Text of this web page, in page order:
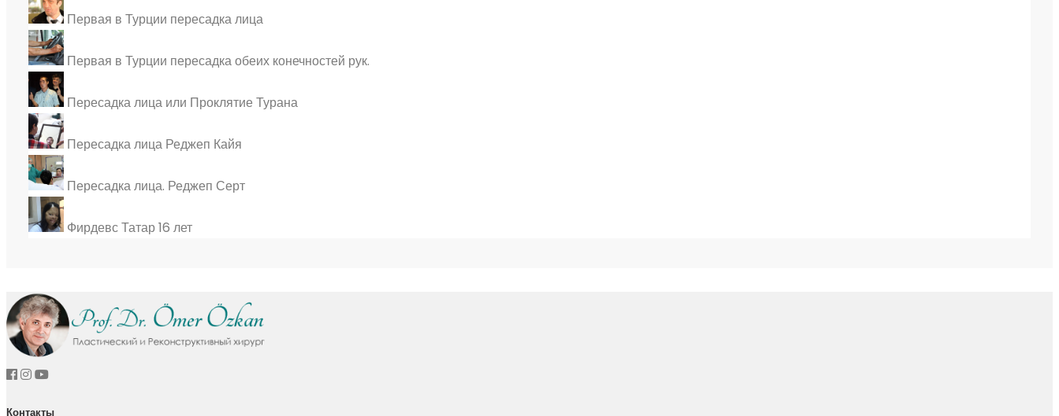
Первая в Турции пересадка лица
Первая в Турции пересадка обеих конечностей рук.
Пересадка лица или Проклятие Турана
Пересадка лица Реджеп Кайя
Пересадка лица. Реджеп Серт
Фирдевс Татар 16 лет
Контакты